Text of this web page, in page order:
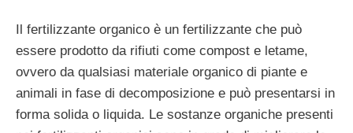
Il fertilizzante organico è un fertilizzante che può
essere prodotto da rifiuti come compost e letame,
ovvero da qualsiasi materiale organico di piante e
animali in fase di decomposizione e può presentarsi in
forma solida o liquida. Le sostanze organiche presenti